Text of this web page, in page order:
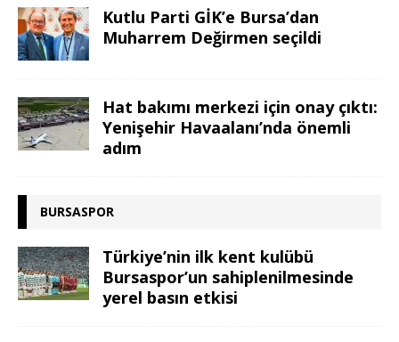
Kutlu Parti GİK’e Bursa’dan
Muharrem Değirmen seçildi
Hat bakımı merkezi için onay çıktı:
Yenişehir Havaalanı’nda önemli
adım
BURSASPOR
Türkiye’nin ilk kent kulübü
Bursaspor’un sahiplenilmesinde
yerel basın etkisi